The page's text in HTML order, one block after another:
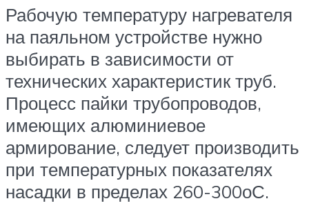
Рабочую температуру нагревателя
на паяльном устройстве нужно
выбирать в зависимости от
технических характеристик труб.
Процесс пайки трубопроводов,
имеющих алюминиевое
армирование, следует производить
при температурных показателях
насадки в пределах 260-300оС.